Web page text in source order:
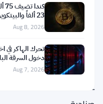
يصعب
تجاهله.
وليس
فقط
بيتكوين
—
23 ألفاً والبيتكوين يثبت عند 65 ألف دولار
Aug 8, 2026
دخول السرقة البالغة 130 مليون دولار
Aug 7, 2026